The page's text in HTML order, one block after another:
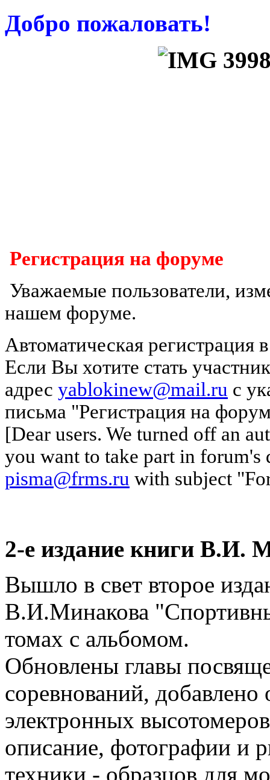
Добро пожаловать!
Регистрация на форуме
Уважаемые пользователи,
нашем форуме.
Автоматическая регистрация
Если Вы хотите стать
адрес yablokinew@mail.ru с
письма "Регистрация на
[Dear users. We turned off an
you want to take part in forum's
pisma@frms.ru with subject
2-е издание книги В.И.
Вышло в свет второе
В.И.Минакова
томах с альбомом.
Обновлены главы
соревнований,
электронных
описание, фотографии и
техники - образцов для